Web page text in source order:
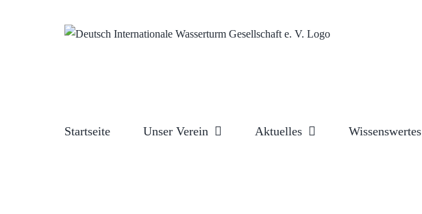
Startseite Unser Verein Aktuelles Wissenswertes